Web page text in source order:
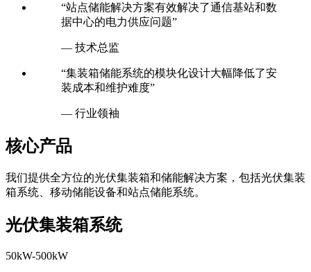
“站点储能解决方案有效解决了通信基站和数
据中心的电力供应问题”
— 技术总监
“集装箱储能系统的模块化设计大幅降低了安
装成本和维护难度”
— 行业领袖
核心产品
我们提供全方位的光伏集装箱和储能解决方案，包括光伏集装
箱系统、移动储能设备和站点储能系统。
光伏集装箱系统
50kW-500kW